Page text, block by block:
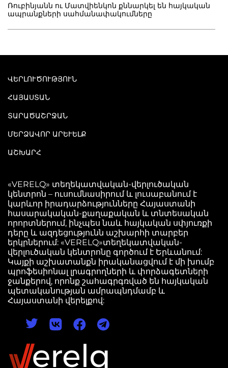
Ռուբինյանն ու Մատվիենկոն քննարկել են հայկական
ապրանքների սահմանափակումները
ՎԵՐԼՈՒԾՈՒԹՅՈՒՆ
ՀԱՅԱՍՏԱՆ
ՏԱՐԱԾԱՇՐՋԱՆ
ՄԵՐՁԱՎՈՐ ԱՐԵՒԵԼՔ
ԱՇԽԱՐՀ
«VERELQ» տեղեկատվական-վերլուծական
կենտրոն – ուսումնասիրում և լուսաբանում է
կարևոր իրադարձությունները Հայաստանի
հասարակական-քաղաքական և տնտեսական
որորտներում, ինչպես նաև հայկական սփյուռքի
դերը և ազդեցությունն աշխարհի տարբեր
երկրներում: «VERELQ»տեղեկատվական-
վերլուծական կենտրոնը գործում է Երևանում:
Կայքի աշխատանքն իրականացվում է մի խումբ
պրոֆեսիոնալ լրագրողների և փորձագետների
ջանքերով, որոնք շահագրգռված են հայկական
պետականության ամրապնդմամբ և
Հայաստանի վերելքով: